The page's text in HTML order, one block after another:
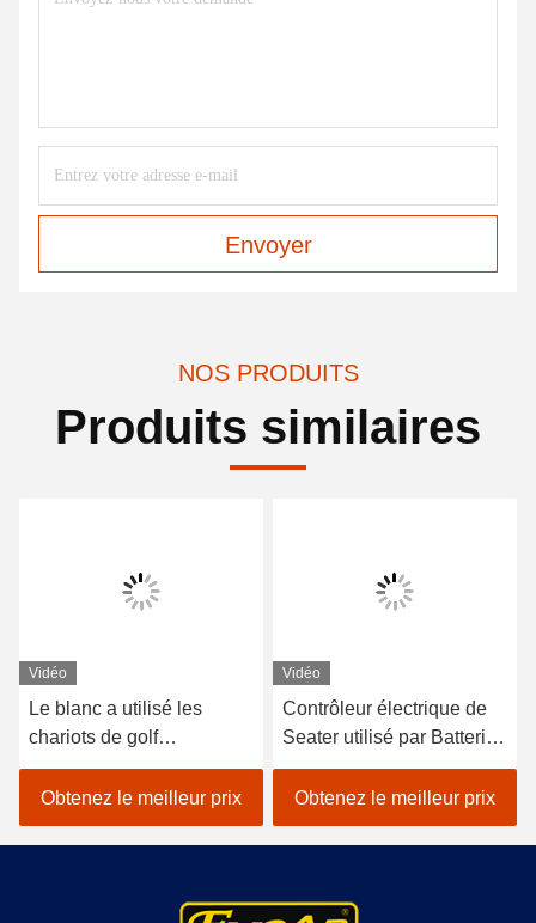
Envoyer
NOS PRODUITS
Produits similaires
Vidéo
Le blanc a utilisé les
chariots de golf
électriques avec du CE
Trojan de batterie a
approuvé 4 Seater 275A
Obtenez le meilleur prix
Vidéo
Contrôleur électrique de
Seater utilisé par Batteried
Curtis des chariots de golf
de Trojan 4
Obtenez le meilleur prix